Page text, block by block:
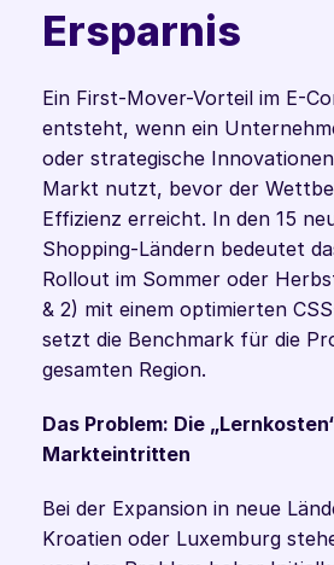
Ersparnis
Ein First-Mover-Vorteil im E-
entsteht, wenn ein
oder strategische
Markt nutzt, bevor der
Effizienz erreicht. In den 15
Shopping-Ländern bedeutet
Rollout im Sommer oder
& 2) mit einem optimierten
setzt die Benchmark für die
gesamten Region.
Das Problem: Die
Markteintritten
Bei der Expansion in neue
Kroatien oder Luxemburg